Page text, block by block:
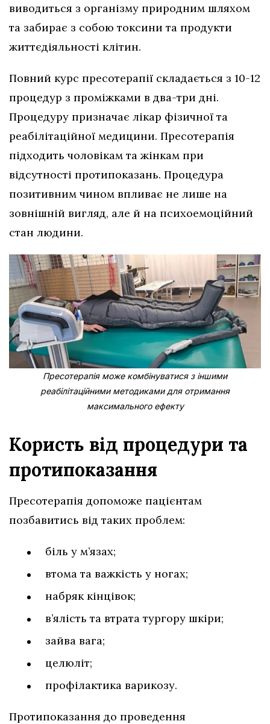
виводиться з організму природним шляхом
та забирає з собою токсини та продукти
життєдіяльності клітин.
Повний курс пресотерапії складається з 10-12
процедур з проміжками в два-три дні.
Процедуру призначає лікар фізичної та
реабілітаційної медицини. Пресотерапія
підходить чоловікам та жінкам при
відсутності протипоказань. Процедура
позитивним чином впливає не лише на
зовнішній вигляд, але й на психоемоційний
стан людини.
Пресотерапія може комбінуватися з іншими
реабілітаційними методиками для отримання
максимального ефекту
Користь від процедури та
протипоказання
Пресотерапія допоможе пацієнтам
позбавитись від таких проблем:
біль у м’язах;
втома та важкість у ногах;
набряк кінцівок;
в’ялість та втрата тургору шкіри;
зайва вага;
целюліт;
профілактика варикозу.
Протипоказання до проведення